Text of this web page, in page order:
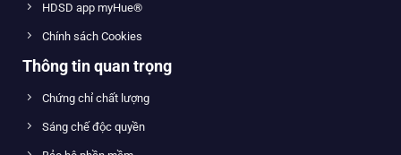
HDSD app myHue®
Chính sách Cookies
Thông tin quan trọng
Chứng chỉ chất lượng
Sáng chế độc quyền